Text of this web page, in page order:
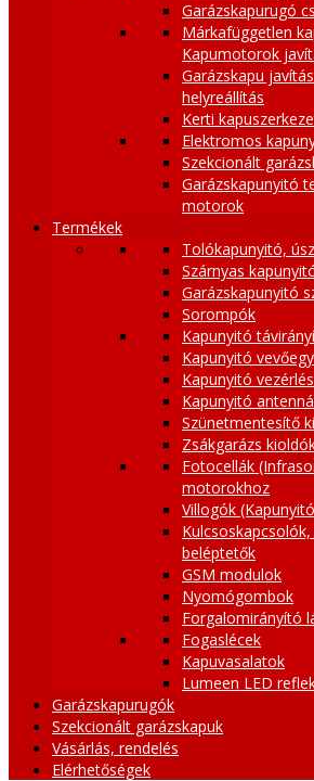
Garázskapurugó
Márkafüggetlen
Kapumotorok
Garázskapu
helyreállítás
Kerti
Elektromos
Szekcionált
Garázskapunyitó
motorok
Termékek
Tolókapunyitó,
Szárnyas
Garázskapunyitó
Sorompók
Kapunyitó
Kapunyitó
Kapunyitó
Kapunyitó
Szünetmentesítő
Zsákgarázs
Fotocellák
motorokhoz
Villogók
beléptetők
GSM modulok
Nyomógombok
Forgalomirányító
Fogaslécek
Kapuvasalatok
Lumeen LED
Garázskapurugók
Szekcionált garázskapuk
Vásárlás, rendelés
Elérhetőségek